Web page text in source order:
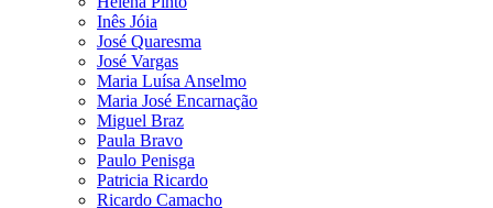
Inês Jóia
José Quaresma
José Vargas
Maria Luísa Anselmo
Maria José Encarnação
Miguel Braz
Paula Bravo
Paulo Penisga
Patricia Ricardo
Ricardo Camacho